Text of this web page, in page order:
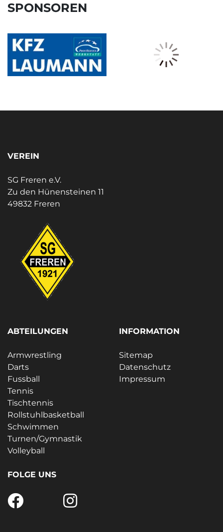
SPONSOREN
VEREIN
SG Freren e.V.
Zu den Hünensteinen 11
49832 Freren
ABTEILUNGEN
Armwrestling
Darts
Fussball
Tennis
Tischtennis
Rollstuhlbasketball
Schwimmen
Turnen/Gymnastik
Volleyball
INFORMATION
Sitemap
Datenschutz
Impressum
FOLGE UNS